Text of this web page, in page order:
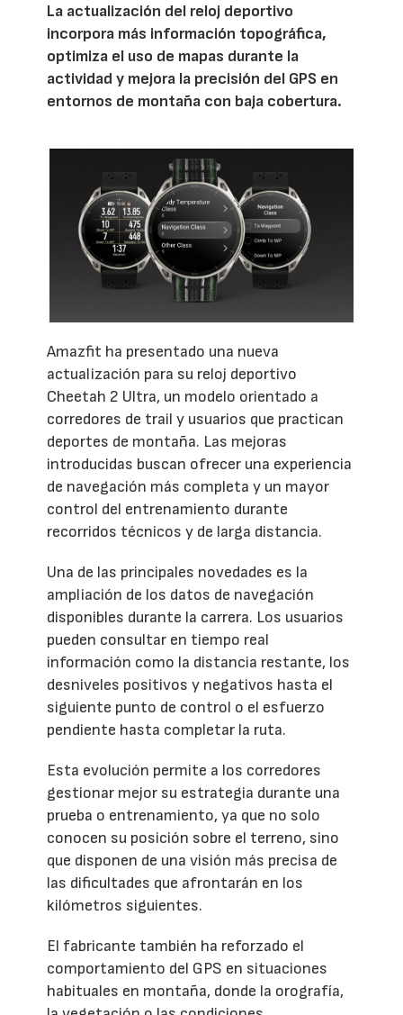
La actualización del reloj deportivo
incorpora más información topográfica,
optimiza el uso de mapas durante la
actividad y mejora la precisión del GPS en
entornos de montaña con baja cobertura.
Amazfit ha presentado una nueva
actualización para su reloj deportivo
Cheetah 2 Ultra, un modelo orientado a
corredores de trail y usuarios que practican
deportes de montaña. Las mejoras
introducidas buscan ofrecer una experiencia
de navegación más completa y un mayor
control del entrenamiento durante
recorridos técnicos y de larga distancia.
Una de las principales novedades es la
ampliación de los datos de navegación
disponibles durante la carrera. Los usuarios
pueden consultar en tiempo real
información como la distancia restante, los
desniveles positivos y negativos hasta el
siguiente punto de control o el esfuerzo
pendiente hasta completar la ruta.
Esta evolución permite a los corredores
gestionar mejor su estrategia durante una
prueba o entrenamiento, ya que no solo
conocen su posición sobre el terreno, sino
que disponen de una visión más precisa de
las dificultades que afrontarán en los
kilómetros siguientes.
El fabricante también ha reforzado el
comportamiento del GPS en situaciones
habituales en montaña, donde la orografía,